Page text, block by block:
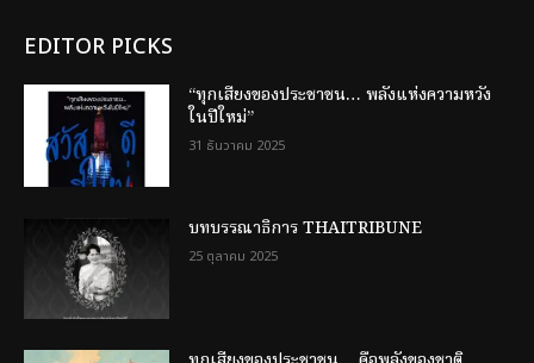
EDITOR PICKS
“ทุกเสียงของประชาชน… พลังแห่งความหวัง
ในปีใหม่”
31 ธันวาคม 2025
บทบรรณาธิการ THAITRIBUNE
25 ตุลาคม 2025